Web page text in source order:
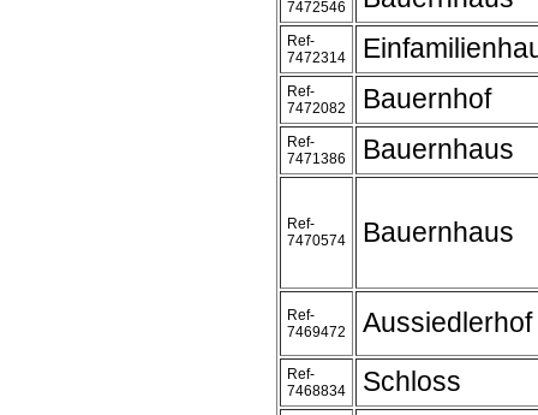
7472546
Ref-
7472314
Ref-
7472082
Bauernhof
Ref-
7471386
Bauernhaus
Ref-
7470574
Bauernhaus
Ref-
7469472
Aussiedlerhof
Ref-
7468834
Schloss